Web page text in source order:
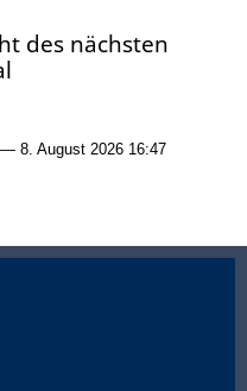
des nächsten
8. August 2026 16:47